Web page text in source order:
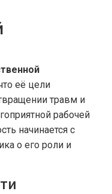
её цели
травм и
рабочей
начинается с
о его роли и